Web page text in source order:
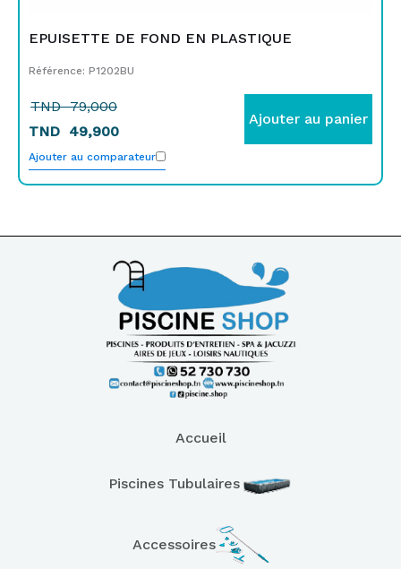
EPUISETTE DE FOND EN PLASTIQUE
Référence: P1202BU
TND79,000
TND 49,900
Ajouter au panier
Ajouter au comparateur
Accueil
Piscines Tubulaires
Accessoires